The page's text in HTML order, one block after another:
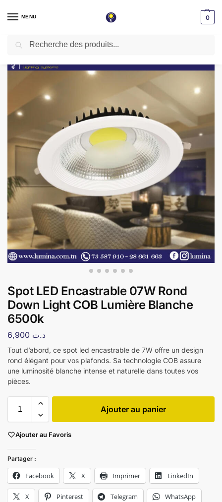
MENU 0
Accueil / Spot LED encastrable Spot downlight
Spot LED Encastrable 07W Rond
Down Light COB Lumière Blanche
6500k
د.ت
Tout d’abord, ce spot led encastrable de 7W offre un design
rond élégant pour vos plafonds. Sa technologie COB assure
une luminosité blanche intense et naturelle dans toutes vos
pièces.
Ajouter au panier
Ajouter au Favoris
Partager :
Facebook X Imprimer LinkedIn
X Pinterest Telegram WhatsApp